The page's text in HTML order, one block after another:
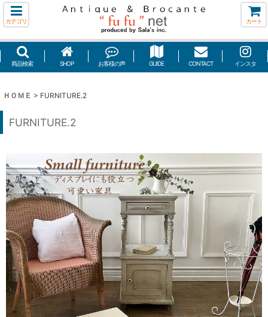
カテゴリ カート
商品検索 SHOP お客様の声 GUIDE CONTACT インスタ
ＨＯＭＥ > FURNITURE.2
FURNITURE.2